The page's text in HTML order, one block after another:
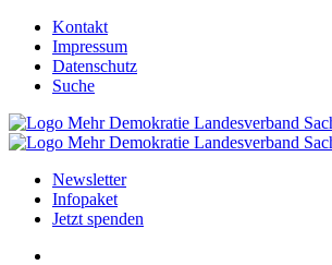
Kontakt
Impressum
Datenschutz
Suche
Newsletter
Infopaket
Jetzt spenden